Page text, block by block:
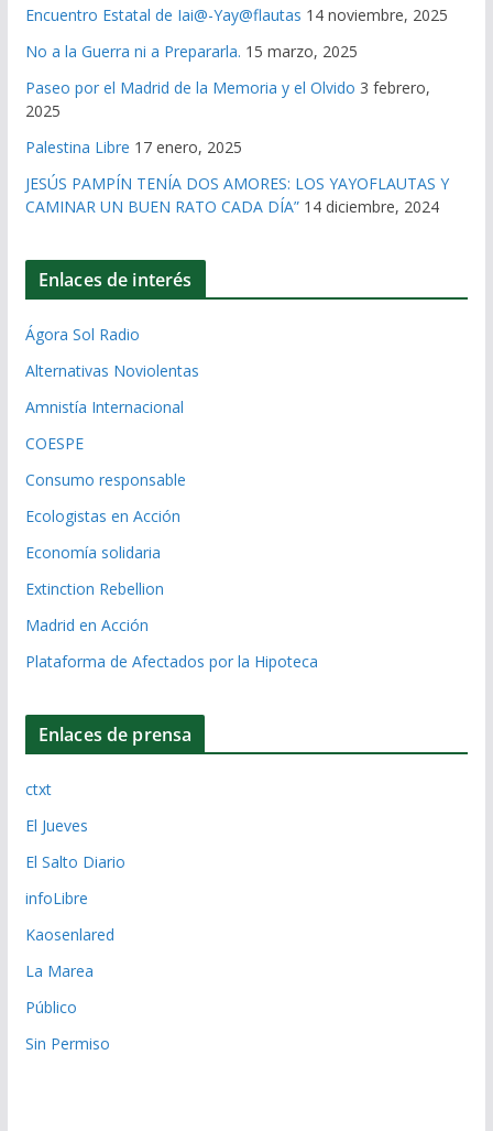
Encuentro Estatal de Iai@-Yay@flautas 14 noviembre, 2025
No a la Guerra ni a Prepararla. 15 marzo, 2025
Paseo por el Madrid de la Memoria y el Olvido 3 febrero,
2025
Palestina Libre 17 enero, 2025
JESÚS PAMPÍN TENÍA DOS AMORES: LOS YAYOFLAUTAS Y
CAMINAR UN BUEN RATO CADA DÍA” 14 diciembre, 2024
Enlaces de interés
Ágora Sol Radio
Alternativas Noviolentas
Amnistía Internacional
COESPE
Consumo responsable
Ecologistas en Acción
Economía solidaria
Extinction Rebellion
Madrid en Acción
Plataforma de Afectados por la Hipoteca
Enlaces de prensa
ctxt
El Jueves
El Salto Diario
infoLibre
Kaosenlared
La Marea
Público
Sin Permiso